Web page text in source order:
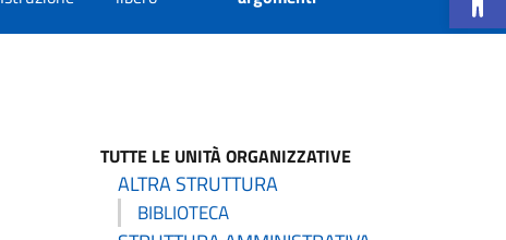
TUTTE LE UNITÀ ORGANIZZATIVE
ALTRA STRUTTURA
BIBLIOTECA